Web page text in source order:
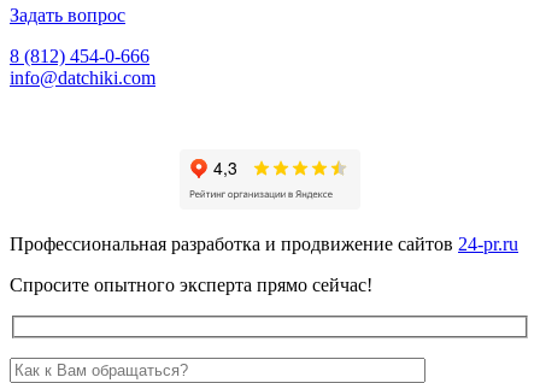
Задать вопрос
8 (812) 454-0-666
info@datchiki.com
Профессиональная разработка и продвижение сайтов 24-pr.ru
Спросите опытного эксперта прямо сейчас!